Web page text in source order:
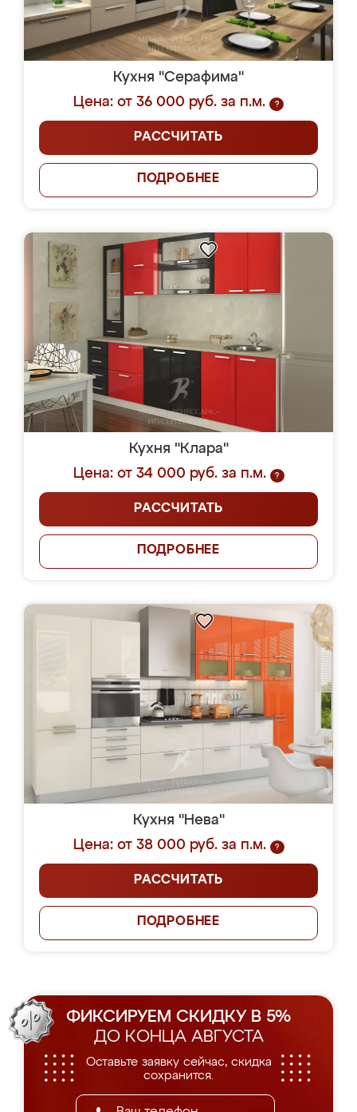
Кухня "Серафима"
Цена: от 36 000 руб. за п.м.
?
РАССЧИТАТЬ
ПОДРОБНЕЕ
Кухня "Клара"
Цена: от 34 000 руб. за п.м.
?
РАССЧИТАТЬ
ПОДРОБНЕЕ
Кухня "Нева"
Цена: от 38 000 руб. за п.м.
?
РАССЧИТАТЬ
ПОДРОБНЕЕ
ФИКСИРУЕМ СКИДКУ В 5%
ДО КОНЦА АВГУСТА
Оставьте заявку сейчас, скидка
сохранится.